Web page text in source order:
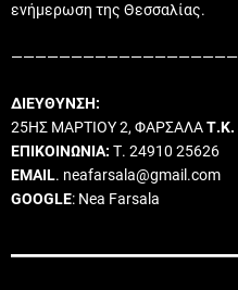
ενήμερωση της Θεσσαλίας.
ΔΙΕΥΘΥΝΣΗ:
25ΗΣ ΜΑΡΤΙΟΥ 2, ΦΑΡΣΑΛΑΤ.Κ.
ΕΠΙΚΟΙΝΩΝΙΑ: Τ. 24910 25626
EMAIL. neafarsala@gmail.com
GOOGLE: Nea Farsala